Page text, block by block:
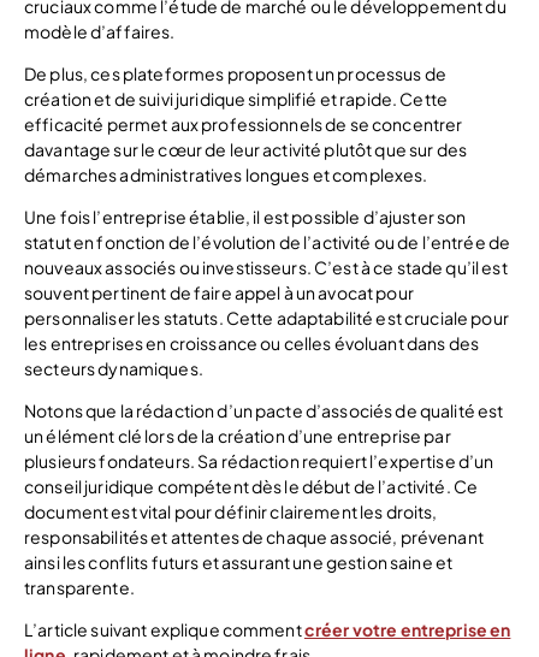
cruciaux comme l’étude de marché ou le développement du
modèle d’affaires.
De plus, ces plateformes proposent un processus de
création et de suivi juridique simplifié et rapide. Cette
efficacité permet aux professionnels de se concentrer
davantage sur le cœur de leur activité plutôt que sur des
démarches administratives longues et complexes.
Une fois l’entreprise établie, il est possible d’ajuster son
statut en fonction de l’évolution de l’activité ou de l’entrée de
nouveaux associés ou investisseurs. C’est à ce stade qu’il est
souvent pertinent de faire appel à un avocat pour
personnaliser les statuts. Cette adaptabilité est cruciale pour
les entreprises en croissance ou celles évoluant dans des
secteurs dynamiques.
Notons que la rédaction d’un pacte d’associés de qualité est
un élément clé lors de la création d’une entreprise par
plusieurs fondateurs. Sa rédaction requiert l’expertise d’un
conseil juridique compétent dès le début de l’activité. Ce
document est vital pour définir clairement les droits,
responsabilités et attentes de chaque associé, prévenant
ainsi les conflits futurs et assurant une gestion saine et
transparente.
L’article suivant explique commentcréer votre entreprise en